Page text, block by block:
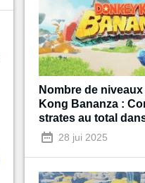
Nombre de
Kong Bananza :
strates au total
souterrain ?
28 jui 2025